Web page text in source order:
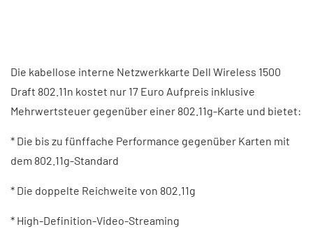
Die kabellose interne Netzwerkkarte Dell Wireless 1500
Draft 802.11n kostet nur 17 Euro Aufpreis inklusive
Mehrwertsteuer gegenüber einer 802.11g-Karte und bietet:
* Die bis zu fünffache Performance gegenüber Karten mit
dem 802.11g-Standard
* Die doppelte Reichweite von 802.11g
* High-Definition-Video-Streaming